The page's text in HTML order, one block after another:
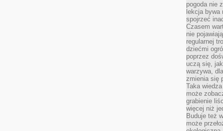
pogoda nie
lekcja bywa
spojrzeć
Czasem
nie
regularnej
dziećmi
poprzez
uczą się,
warzywa,
zmienia się
Taka
może
grabienie
więcej niż
Buduje też
może